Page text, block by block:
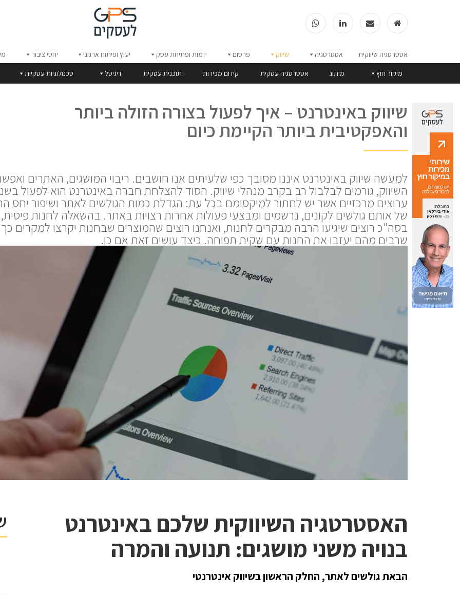
אסטרטגיה שיווקית אסטרטגיה שיווק פרסום יזמות ופתיחת עסק יעוץ ופיתוח ארגוני יחסי ציבור
מיקור חוץ מיתוג אסטרטגיה עסקית קידום מכירות תוכנית עסקית דיגיטל טכנולוגיות עסקיות
שיווק באינטרנט – איך לפעול בצורה הזולה ביותר
והאפקטיבית ביותר הקיימת כיום
למעשה שיווק באינטרנט איננו מסובך כפי שלעיתים אנו חושבים. ריבוי המושגים, האתרים
השיווק, גורמים לבלבול רב בקרב מנהלי שיווק. הסוד להצלחת חברה באינטרנט הוא לפעול
ערוצים מרכזיים אשר יש לחתור למיקסומם בכל עת: הגדלת כמות הגולשים לאתר ושיפור יחס
של אותם גולשים לקונים, נרשמים ומבצעי פעולות אחרות רצויות באתר. בהשאלה לחנות
בסה"כ רוצים שיגיעו הרבה מבקרים לחנות, ואנחנו רוצים שהמוצרים שבחנות יקרצו למקרים כך
שרבים מהם יעזבו את החנות עם שקית תפוחה. כיצד עושים זאת אם כן.
האסטרטגיה השיווקית שלכם באינטרנט
בנויה משני מושגים: תנועה והמרה
הבאת גולשים לאתר, החלק הראשון בשיווק אינטרנטי